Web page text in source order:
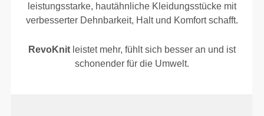
leistungsstarke, hautähnliche Kleidungsstücke mit
verbesserter Dehnbarkeit, Halt und Komfort schafft.
RevoKnitleistet mehr, fühlt sich besser an und ist
schonender für die Umwelt.